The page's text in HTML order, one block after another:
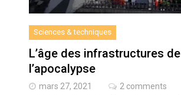
Sciences & techniques
L’âge des infrastructures de
l’apocalypse
mars 27, 2021 2 comments